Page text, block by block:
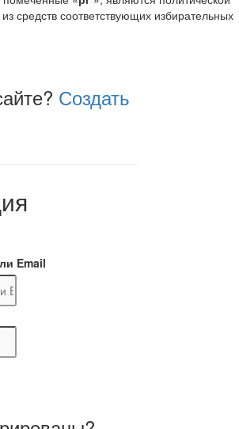
средств соответствующих избирательных
Создать
Email